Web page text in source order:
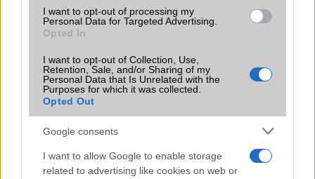
I want to opt-out of processing my
Personal Data for Targeted Advertising.
Opted In
I want to opt-out of Collection, Use,
Retention, Sale, and/or Sharing of my
Personal Data that Is Unrelated with the
Purposes for which it was collected.
Opted Out
Google consents
I want to allow Google to enable storage
related to advertising like cookies on web or
sokan mégsem tudnak róla
2026.07.12
jelentősen felgyorsítja a mindennapi használatot,
miközben a Pixel telefonokból továbbra is hiányzik.
KAPCSOLÓDÓ HÍREK